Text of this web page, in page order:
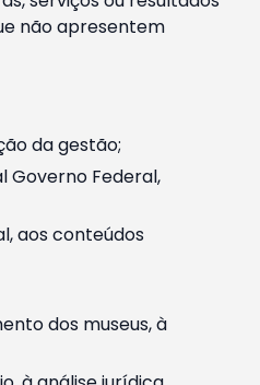
não apresentem
da gestão;
Governo Federal,
aos conteúdos
dos museus, à